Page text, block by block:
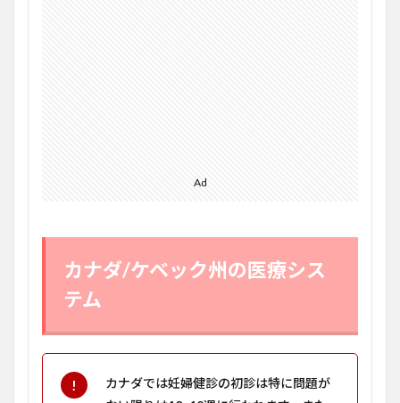
Ad
カナダ/ケベック州の医療シス
テム
カナダでは妊婦健診の初診は特に問題が